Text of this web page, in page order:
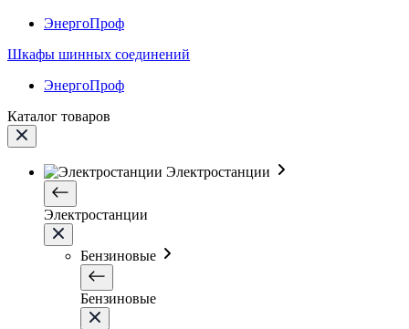
ЭнергоПроф
Шкафы шинных соединений
ЭнергоПроф
Каталог товаров
Электростанции
Электростанции
Бензиновые
Бензиновые